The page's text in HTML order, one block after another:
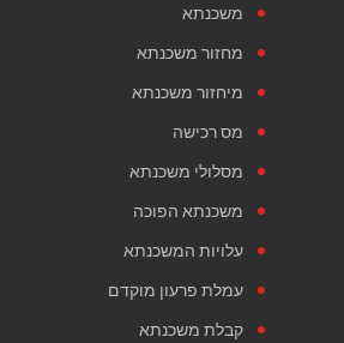
משכנתא
מחזור משכנתא
מיחזור משכנתא
מס רכישה
מסלולי משכנתא
משכנתא הפוכה
עלויות המשכנתא
עמלת פרעון מוקדם
קבלת משכנתא